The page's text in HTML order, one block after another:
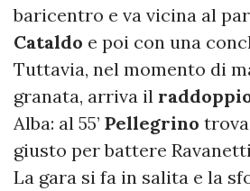
baricentro e va vicina al
Cataldo e poi con una
Tuttavia, nel momento di
granata, arriva il
Alba: al 55’ Pellegrino
giusto per battere
La gara si fa in salita e la